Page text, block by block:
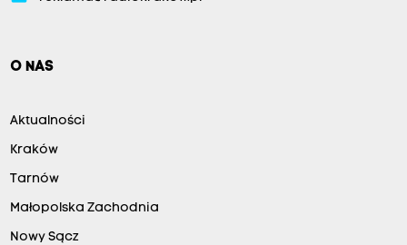
O NAS
Aktualności
Kraków
Tarnów
Małopolska Zachodnia
Nowy Sącz